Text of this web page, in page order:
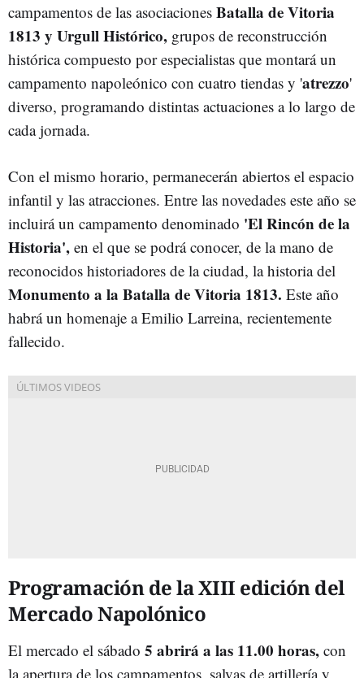
campamentos de las asociaciones Batalla de Vitoria
1813 y Urgull Histórico, grupos de reconstrucción
histórica compuesto por especialistas que montará un
campamento napoleónico con cuatro tiendas y 'atrezzo'
diverso, programando distintas actuaciones a lo largo de
cada jornada.
Con el mismo horario, permanecerán abiertos el espacio
infantil y las atracciones. Entre las novedades este año se
incluirá un campamento denominado 'El Rincón de la
Historia', en el que se podrá conocer, de la mano de
reconocidos historiadores de la ciudad, la historia del
Monumento a la Batalla de Vitoria 1813. Este año
habrá un homenaje a Emilio Larreina, recientemente
fallecido.
Programación de la XIII edición del
Mercado Napolónico
El mercado el sábado 5 abrirá a las 11.00 horas, con
la apertura de los campamentos, salvas de artillería y